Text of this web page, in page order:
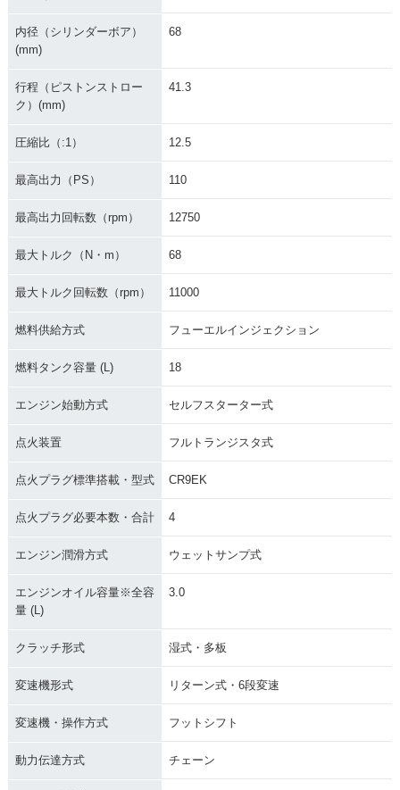
内径（シリンダーボア）
(mm)
68
行程（ピストンストロー
ク）(mm)
41.3
圧縮比（:1） 12.5
最高出力（PS） 110
最高出力回転数（rpm） 12750
最大トルク（N・m） 68
最大トルク回転数（rpm） 11000
燃料供給方式 フューエルインジェクション
燃料タンク容量 (L) 18
エンジン始動方式 セルフスターター式
点火装置 フルトランジスタ式
点火プラグ標準搭載・型式 CR9EK
点火プラグ必要本数・合計 4
エンジン潤滑方式 ウェットサンプ式
エンジンオイル容量※全容
量 (L)
3.0
クラッチ形式 湿式・多板
変速機形式 リターン式・6段変速
変速機・操作方式 フットシフト
動力伝達方式 チェーン